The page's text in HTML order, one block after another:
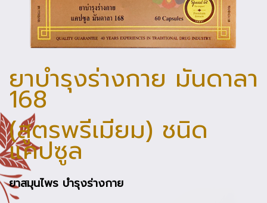
ยาบำรุงร่างกาย มันดาลา
168
(สูตรพรีเมียม) ชนิด
แคปซูล
ยาสมุนไพร บำรุงร่างกาย